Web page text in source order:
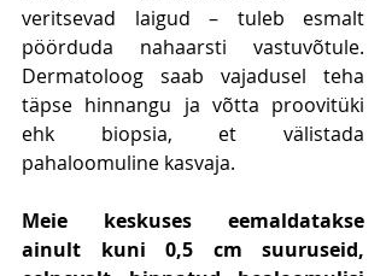
veritsevad laigud – tuleb esmalt
pöörduda nahaarsti vastuvõtule.
Dermatoloog saab vajadusel teha
täpse hinnangu ja võtta proovitüki
ehk biopsia, et välistada
pahaloomuline kasvaja.
Meie keskuses eemaldatakse
ainult kuni 0,5 cm suuruseid,